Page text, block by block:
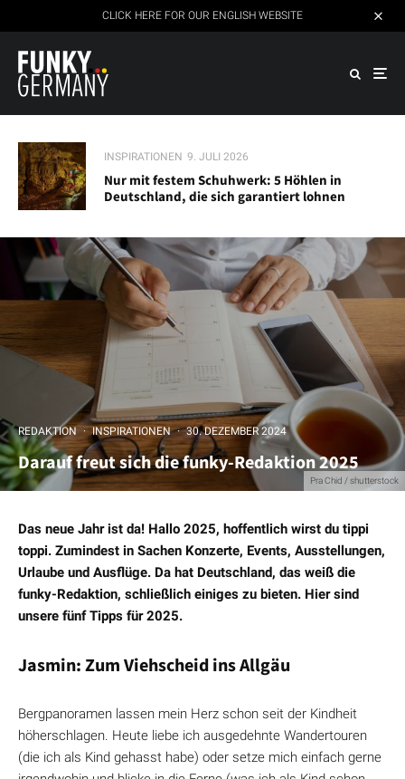
CLICK HERE FOR OUR ENGLISH WEBSITE
INSPIRATIONEN 9. JULI 2026
Nur mit festem Schuhwerk: 5 Höhlen in
Deutschland, die sich garantiert lohnen
Pra Chid / shutterstock
REDAKTION · INSPIRATIONEN · 30. DEZEMBER 2024
Darauf freut sich die funky-Redaktion 2025
Das neue Jahr ist da! Hallo 2025, hoffentlich wirst du tippi
toppi. Zumindest in Sachen Konzerte, Events, Ausstellungen,
Urlaube und Ausflüge. Da hat Deutschland, das weiß die
funky-Redaktion, schließlich einiges zu bieten. Hier sind
unsere fünf Tipps für 2025.
Jasmin: Zum Viehscheid ins Allgäu
Bergpanoramen lassen mein Herz schon seit der Kindheit
höherschlagen. Heute liebe ich ausgedehnte Wandertouren
(die ich als Kind gehasst habe) oder setze mich einfach gerne